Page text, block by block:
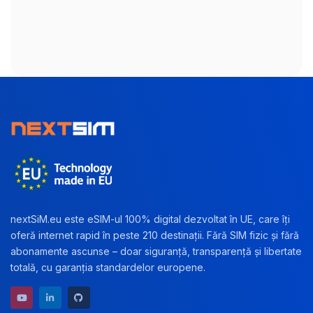
nextSiM.eu este eSIM-ul 100% digital dezvoltat în UE, care îți
oferă internet rapid în peste 210 destinații. Fără SIM fizic și fără
abonamente ascunse – doar siguranță, transparență și libertate
totală, cu garanția standardelor europene.
YouTube channel
LinkedIn profile